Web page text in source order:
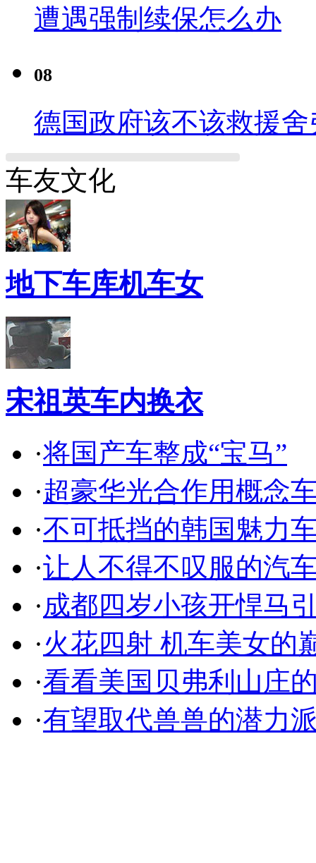
遭遇强制续保怎么办
08
德国政府该不该救援舍
车友文化
地下车库机车女
宋祖英车内换衣
·将国产车整成“宝马”
·超豪华光合作用概念
·不可抵挡的韩国魅力
·让人不得不叹服的汽
·成都四岁小孩开悍马
·火花四射 机车美女的
·看看美国贝弗利山庄
·有望取代兽兽的潜力